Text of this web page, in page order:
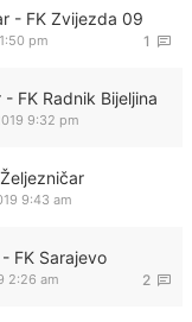
- FK Zvijezda 09
1
pm
FK Radnik Bijeljina
9:32 pm
9:43 am
FK Sarajevo
2
2:26 am